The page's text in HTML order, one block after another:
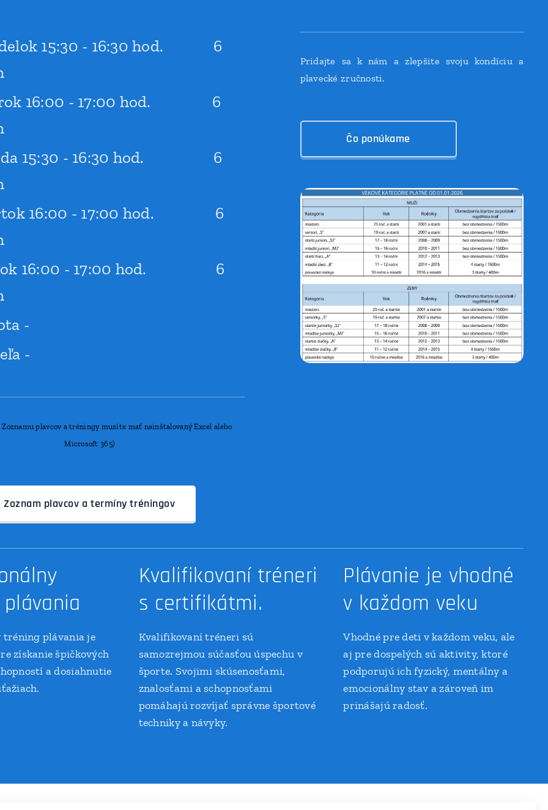
15:30 - 16:30 hod. 6
16:00 - 17:00 hod. 6
15:30 - 16:30 hod. 6
16:00 - 17:00 hod. 6
16:00 - 17:00 hod. 6
-
-
Zoznamu plavcov a tréningy musíte mať nainštalovaný Excel alebo
Microsoft 365)
Zoznam plavcov a termíny tréningov
Pridajte sa k nám a zlepšite svoju kondíciu a
plavecké zručnosti.
Čo ponúkame
tréning plávania je
získanie špičkových
a dosiahnutie
Kvalifikovaní tréneri
s certifikátmi.
Kvalifikovaní tréneri sú
samozrejmou súčasťou úspechu v
športe. Svojimi skúsenosťami,
znalosťami a schopnosťami
pomáhajú rozvíjať správne športové
techniky a návyky.
Plávanie je vhodné
v každom veku
Vhodné pre deti v každom veku, ale
aj pre dospelých sú aktivity, ktoré
podporujú ich fyzický, mentálny a
emocionálny stav a zároveň im
prinášajú radosť.